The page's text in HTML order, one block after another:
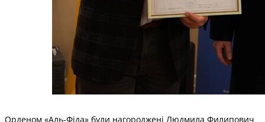
Орденом «Аль-Фіда» були нагороджені Людмила Филипович